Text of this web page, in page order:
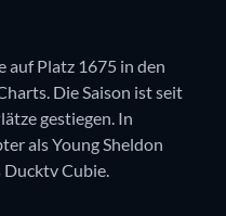
auf Platz 1675 in den
Die Saison ist seit
gestiegen. In
als Young Sheldon
Ducktv Cubie.